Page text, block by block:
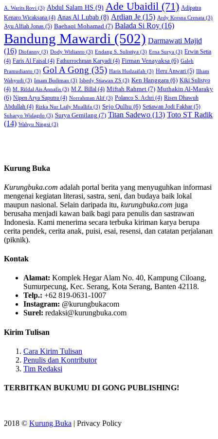
A. Warits Rovi (3) Abdul Salam HS (9) Ade Ubaidil (71) Adipatra
Kenaro Wicaksana (4) Anas Al Lubab (8) Ardian Je (15) Ardy Kresna Crenata (3)
Ayu Alfiah Jonas (5) Baehaqi Mohamad (7) Balada Si Roy (16)
Bandung Mawardi (502) Darmawati Majid
(16) Diofanny (3) Dody Widianto (3) Endang S. Sulistiya (3) Erna Surya (3) Erwin Setia
(4) Faris Al Faisal (4) Fathurrochman Karyadi (4) Firman Venayaksa (6) Galeh
Pramudianto (3) Gol A Gong (35) Haris Hudzaifah (3) Heru Anwari (5) Ilham
Wahyudi (3) Imam Budiman (3) Isbedy Stiawan ZS (3) Ken Hanggara (6) Kiki Sulistyo
(4) M. Rifdal Ais Annafis (3) M.Z. Billal (4) Miftah Rahmet (7) Muthakin Al-Maraky
(6) Nipen Arya Saputra (4) Norrahman Alif (3) Polanco S. Achri (4) Risen Dhawuh
Abdullah (4) Rizka Nur Laily Muallifa (3) Sejo Qulhu (6) Setiawan Jodi Fakhar (5)
Suharyo Widagdo (3) Surya Gemilang (7) Titan Sadewo (13) Toto ST Radik
(14) Wahyu Ningsi (3)
Kurung Buka
Kurungbuka.com adalah portal berita yang menyuguhkan informasi
mengenai kegiatan literasi, sastra, seni, dan budaya baik lokal
maupun nasional. Selain daripada itu, kurungbuka.com juga
berusaha menjadi kawan baik bagi para penulis dan sastrawan
Indonesia. Kami menerima secara terbuka kiriman karya berupa
cerita pendek, cerita anak, puisi, esai, resensi, dan catatan perjalanan
(piknik).
Kontak
Alamat: Komplek Hegar Alam No. 40, Kampung Ciloang,
Sumurpecung, Kec. Serang, Kota Serang, Banten 42118.
Telp.: +62 819-0631-1007
Instagram: @kurungbukacom
Surel: redaksi@kurungbuka.com
Kirim Tulisan
Cara Kirim Tulisan
Penulis dan Kontributor
Tim Redaksi
TERBITKAN BUKUMU DI GONG PUBLISHING!
2018 © Kurung Buka | Privacy Policy